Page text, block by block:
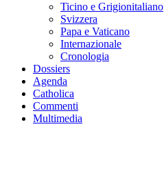
Ticino e Grigionitaliano
Svizzera
Papa e Vaticano
Internazionale
Cronologia
Dossiers
Agenda
Catholica
Commenti
Multimedia